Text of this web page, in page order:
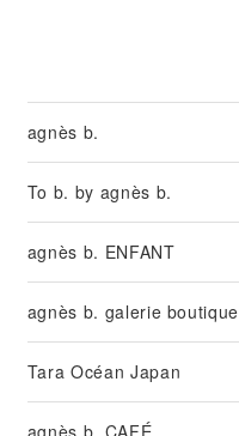
agnès b.
To b. by agnès b.
agnès b. ENFANT
agnès b. galerie boutique
Tara Océan Japan